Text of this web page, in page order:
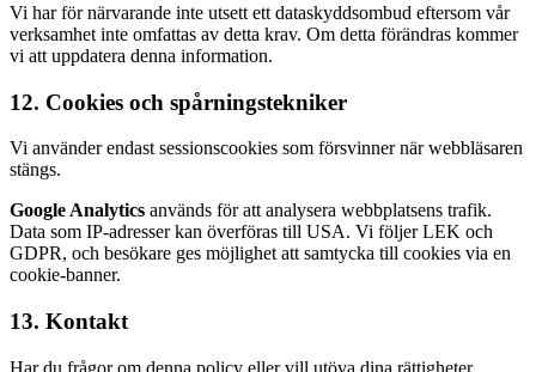
Vi har för närvarande inte utsett ett dataskyddsombud eftersom vår
verksamhet inte omfattas av detta krav. Om detta förändras kommer
vi att uppdatera denna information.
12. Cookies och spårningstekniker
Vi använder endast sessionscookies som försvinner när webbläsaren
stängs.
Google Analytics används för att analysera webbplatsens trafik.
Data som IP-adresser kan överföras till USA. Vi följer LEK och
GDPR, och besökare ges möjlighet att samtycka till cookies via en
cookie-banner.
13. Kontakt
Har du frågor om denna policy eller vill utöva dina rättigheter,